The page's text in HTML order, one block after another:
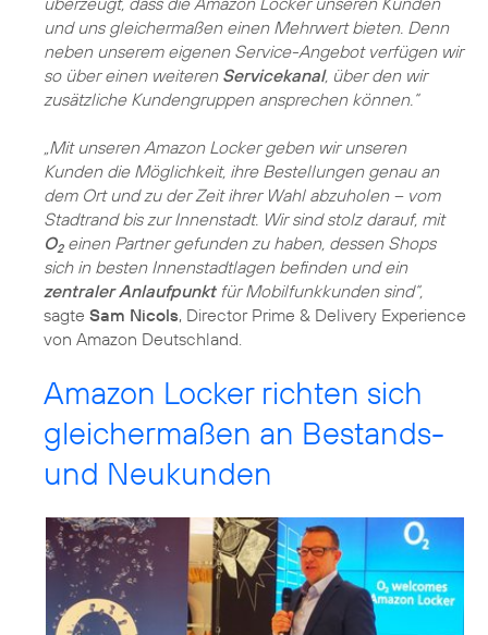
und uns gleichermaßen einen Mehrwert bieten. Denn
neben unserem eigenen Service-Angebot verfügen wir
so über einen weiteren Servicekanal, über den wir
zusätzliche Kundengruppen ansprechen können.“
„Mit unseren Amazon Locker geben wir unseren
Kunden die Möglichkeit, ihre Bestellungen genau an
dem Ort und zu der Zeit ihrer Wahl abzuholen – vom
Stadtrand bis zur Innenstadt. Wir sind stolz darauf, mit
O2einen Partner gefunden zu haben, dessen Shops
sich in besten Innenstadtlagen befinden und ein
zentraler Anlaufpunktfür Mobilfunkkunden sind“,
sagte Sam Nicols, Director Prime & Delivery Experience
von Amazon Deutschland.
Amazon Locker richten sich
gleichermaßen an Bestands-
und Neukunden